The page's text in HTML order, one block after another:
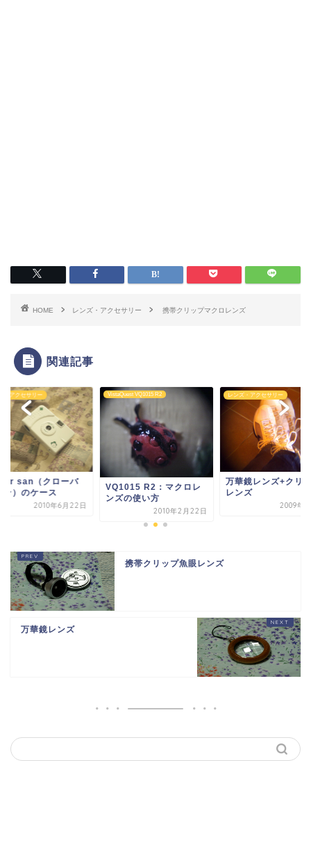
HOME レンズ・アクセサリー 携帯クリップマクロレンズ
関連記事
・アクセサリー
san（クローバ
ン）のケース
2010年6月22日
VistaQuest VQ1015 R2
VQ1015 R2：マクロレ
ンズの使い方
2010年2月22日
レンズ・アクセサリー
万華鏡レンズ+クリ
レンズ
2009年3
携帯クリップ魚眼レンズ
万華鏡レンズ